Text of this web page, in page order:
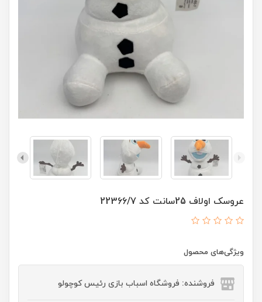
عروسک اولاف 25سانت کد 22366/7
ویژگی‌های محصول
فروشنده: فروشگاه اسباب بازی رئیس کوچولو